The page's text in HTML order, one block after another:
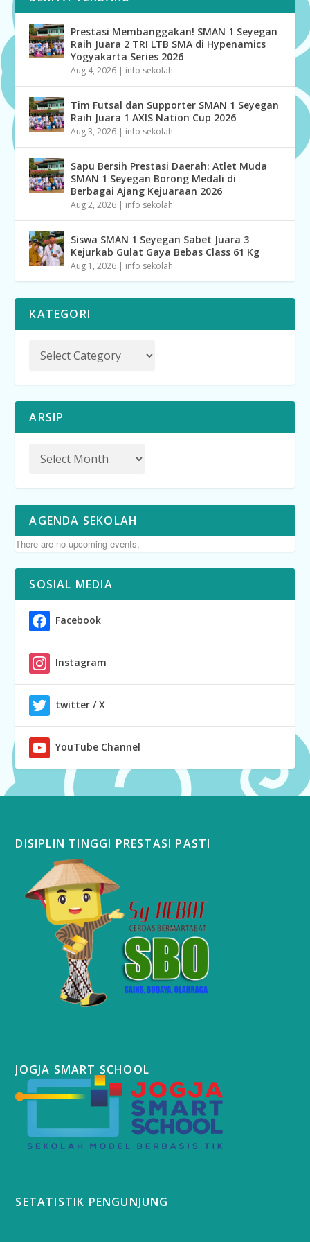
Prestasi Membanggakan! SMAN 1 Seyegan
Raih Juara 2 TRI LTB SMA di Hypenamics
Yogyakarta Series 2026
Aug 4, 2026 | info sekolah
Tim Futsal dan Supporter SMAN 1 Seyegan
Raih Juara 1 AXIS Nation Cup 2026
Aug 3, 2026 | info sekolah
Sapu Bersih Prestasi Daerah: Atlet Muda
SMAN 1 Seyegan Borong Medali di
Berbagai Ajang Kejuaraan 2026
Aug 2, 2026 | info sekolah
Siswa SMAN 1 Seyegan Sabet Juara 3
Kejurkab Gulat Gaya Bebas Class 61 Kg
Aug 1, 2026 | info sekolah
KATEGORI
ARSIP
AGENDA SEKOLAH
There are no upcoming events.
SOSIAL MEDIA
Facebook
Instagram
twitter / X
YouTube Channel
DISIPLIN TINGGI PRESTASI PASTI
JOGJA SMART SCHOOL
SETATISTIK PENGUNJUNG